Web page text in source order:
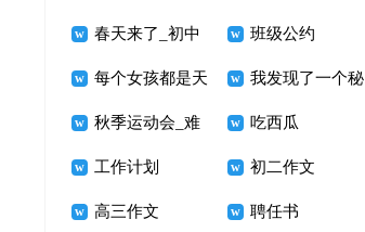
600字 1000字
春天来了_初中
写景的作文
班级公约
每个女孩都是天
使
我发现了一个秘
密
秋季运动会_难
忘的运动会作文
900字
吃西瓜
工作计划 初二作文
高三作文 聘任书